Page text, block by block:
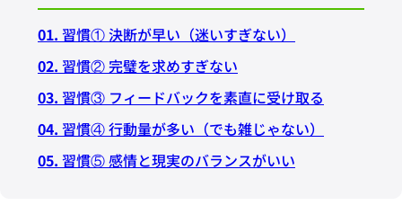
01. 習慣① 決断が早い（迷いすぎない）
02. 習慣② 完璧を求めすぎない
03. 習慣③ フィードバックを素直に受け取る
04. 習慣④ 行動量が多い（でも雑じゃない）
05. 習慣⑤ 感情と現実のバランスがいい